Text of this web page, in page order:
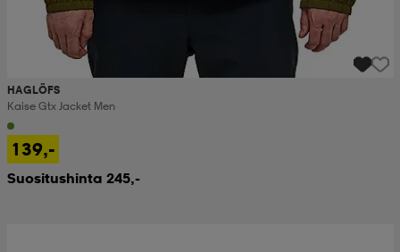
HAGLÖFS
Kaise Gtx Jacket Men
139,-
Suositushinta 245,-